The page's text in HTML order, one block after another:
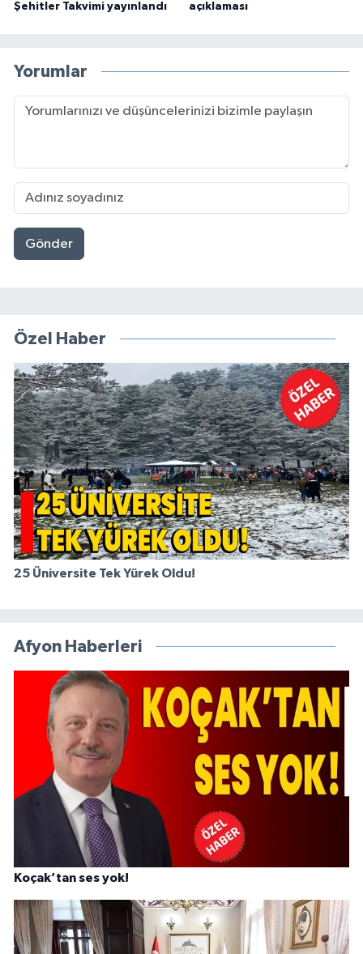
Şehitler Takvimi yayınlandı açıklaması
Yorumlar
Gönder
Özel Haber
25 Üniversite Tek Yürek Oldu!
Afyon Haberleri
Koçak’tan ses yok!